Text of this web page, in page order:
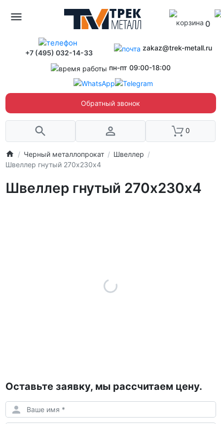
0
+7 (495) 032-14-33
zakaz@trek-metall.ru
пн-пт 09:00-18:00
Обратный звонок
0
Черный металлопрокат
Швеллер
Швеллер гнутый 270х230х4
Швеллер гнутый 270х230х4
Оставьте заявку, мы рассчитаем цену.